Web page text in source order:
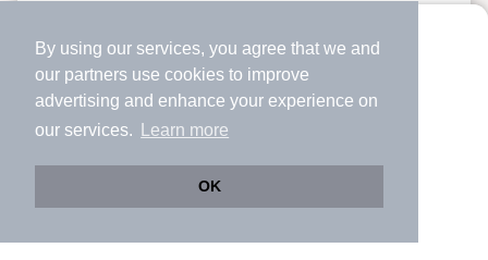
By using our services, you agree that we and
our partners use cookies to improve
advertising and enhance your experience on
our services.
Learn more
OK
より使いやすくなった
アプリで物件探ししませんか？
サクサク動く地図で物件検索
豊水すすきの駅 歩11分 （地下東豊線）
菊水駅 歩12分 （地下東西線）
ほか1駅（徒歩20分圏内）
北海道札幌市豊平区豊平六条3丁目
階建 15階建 築年月 23年5ヶ月